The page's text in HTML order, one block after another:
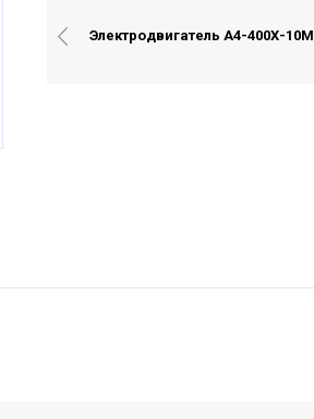
Электродвигатель А4-400Х-